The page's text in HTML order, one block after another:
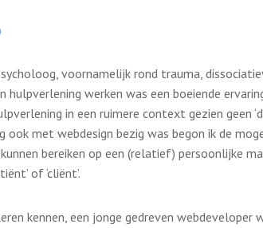
voornamelijk rond trauma,
hulpverlening werken was een boeiende
in een ruimere context gezien geen
ook met webdesign bezig was begon ik de
bereiken op een (relatief) persoonlijke
of ‘cliënt’.
kennen, een jonge gedreven webdeveloper